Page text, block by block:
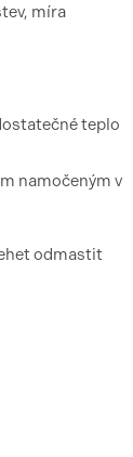
míra
teplo
namočeným v
odmastit